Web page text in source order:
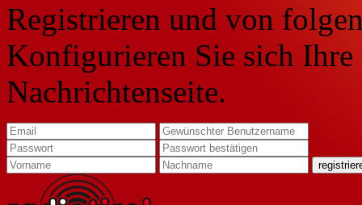
Registrieren und von
Konfigurieren Sie sich
Nachrichtenseite.